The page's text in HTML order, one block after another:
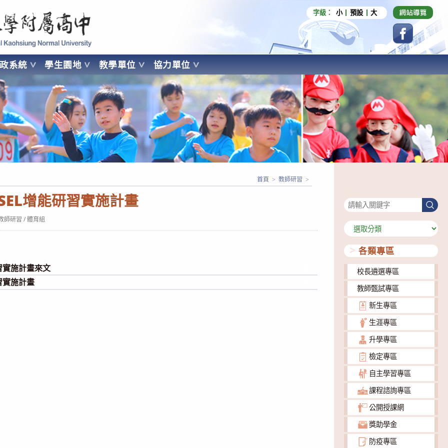
字級： 小 預設 大
系統 學生園地 教學單位 協力單位
NORMAL UNIVERSITY
增能研習實施計畫
首頁 > 教師研習 >
師研習 / 體育組
實施計畫來文
實施計畫
搜
尋
分
類
各類專區
校長遴選專區
教師甄試專區
新生專區
生涯專區
升學專區
檢定專區
自主學習專區
課程諮詢專區
公開授課網
獎助學金
防疫專區